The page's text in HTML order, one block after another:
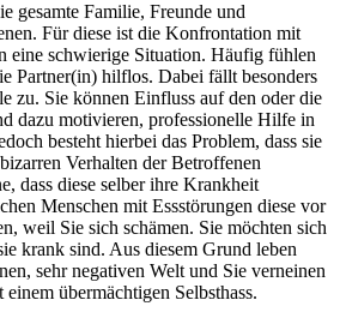
gesamte Familie, Freunde und
Für diese ist die Konfrontation mit
eine schwierige Situation. Häufig fühlen
Partner(in) hilflos. Dabei fällt besonders
zu. Sie können Einfluss auf den oder die
dazu motivieren, professionelle Hilfe in
besteht hierbei das Problem, dass sie
Verhalten der Betroffenen
dass diese selber ihre Krankheit
Menschen mit Essstörungen diese vor
weil Sie sich schämen. Sie möchten sich
krank sind. Aus diesem Grund leben
sehr negativen Welt und Sie verneinen
übermächtigen Selbsthass.